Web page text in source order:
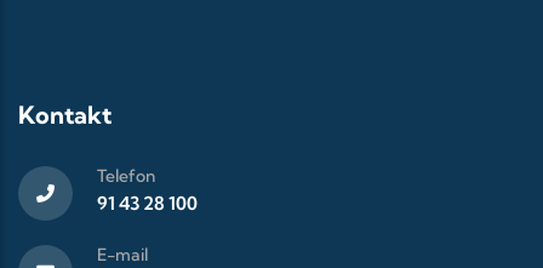
Kontakt
Telefon
91 43 28 100
E-mail